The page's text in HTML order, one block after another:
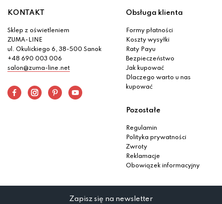
KONTAKT
Sklep z oświetleniem
ZUMA-LINE
ul. Okulickiego 6, 38-500 Sanok
+48 690 003 006
salon@zuma-line.net
Obsługa klienta
Formy płatności
Koszty wysyłki
Raty Payu
Bezpieczeństwo
Jak kupować
Dlaczego warto u nas
kupować
Pozostałe
Regulamin
Polityka prywatności
Zwroty
Reklamacje
Obowiązek informacyjny
Zapisz się na newsletter